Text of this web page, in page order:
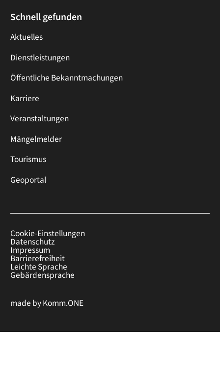
Schnell gefunden
Aktuelles
Dienstleistungen
Öffentliche Bekanntmachungen
Karriere
Veranstaltungen
Mängelmelder
Tourismus
Geoportal
Cookie-Einstellungen
Datenschutz
Impressum
Barrierefreiheit
Leichte Sprache
Gebärdensprache
made byKomm.ONE